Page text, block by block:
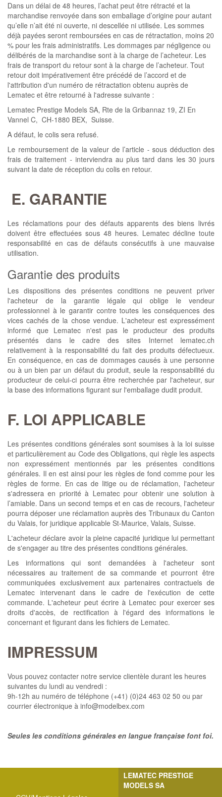
Dans un délai de 48 heures, l’achat peut être rétracté et la
marchandise renvoyée dans son emballage d’origine pour autant
qu’elle n’ait été ni ouverte, ni descellée ni utilisée. Les sommes
déjà payées seront remboursées en cas de rétractation, moins 20
% pour les frais administratifs. Les dommages par négligence ou
délibérés de la marchandise sont à la charge de l’acheteur. Les
frais de transport du retour sont à la charge de l’acheteur. Tout
retour doit impérativement être précédé de l’accord et de
l'attribution d'un numéro de rétractation obtenu auprès de
Lematec et être retourné à l'adresse suivante :
Lematec Prestige Models SA, Rte de la Gribannaz 19, ZI En
Vannel C, CH-1880 BEX, Suisse.
A défaut, le colis sera refusé.
Le remboursement de la valeur de l’article - sous déduction des
frais de traitement - interviendra au plus tard dans les 30 jours
suivant la date de réception du colis en retour.
E. GARANTIE
Les réclamations pour des défauts apparents des biens livrés
doivent être effectuées sous 48 heures. Lematec décline toute
responsabilité en cas de défauts consécutifs à une mauvaise
utilisation.
Garantie des produits
Les dispositions des présentes conditions ne peuvent priver
l'acheteur de la garantie légale qui oblige le vendeur
professionnel à le garantir contre toutes les conséquences des
vices cachés de la chose vendue. L'acheteur est expressément
informé que Lematec n'est pas le producteur des produits
présentés dans le cadre des sites Internet lematec.ch
relativement à la responsabilité du fait des produits défectueux.
En conséquence, en cas de dommages causés à une personne
ou à un bien par un défaut du produit, seule la responsabilité du
producteur de celui-ci pourra être recherchée par l'acheteur, sur
la base des informations figurant sur l'emballage dudit produit.
F. LOI APPLICABLE
Les présentes conditions générales sont soumises à la loi suisse
et particulièrement au Code des Obligations, qui règle les aspects
non expressément mentionnés par les présentes conditions
générales. Il en est ainsi pour les règles de fond comme pour les
règles de forme. En cas de litige ou de réclamation, l'acheteur
s'adressera en priorité à Lematec pour obtenir une solution à
l’amiable. Dans un second temps et en cas de recours, l'acheteur
pourra déposer une réclamation auprès des Tribunaux du Canton
du Valais, for juridique applicable St-Maurice, Valais, Suisse.
L'acheteur déclare avoir la pleine capacité juridique lui permettant
de s'engager au titre des présentes conditions générales.
Les informations qui sont demandées à l'acheteur sont
nécessaires au traitement de sa commande et pourront être
communiquées exclusivement aux partenaires contractuels de
Lematec intervenant dans le cadre de l'exécution de cette
commande. L'acheteur peut écrire à Lematec pour exercer ses
droits d'accès, de rectification à l'égard des informations le
concernant et figurant dans les fichiers de Lematec.
IMPRESSUM
Vous pouvez contacter notre service clientèle durant les heures
suivantes du lundi au vendredi :
9h-12h au numéro de téléphone (+41) (0)24 463 02 50 ou par
courrier électronique à info@modelbex.com
Seules les conditions générales en langue française font foi.
LEMATEC PRESTIGE
MODELS SA